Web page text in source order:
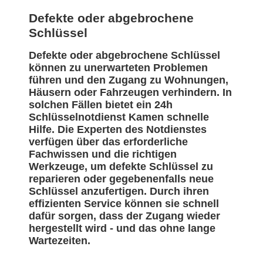
Defekte oder abgebrochene
Schlüssel
Defekte oder abgebrochene Schlüssel
können zu unerwarteten Problemen
führen und den Zugang zu Wohnungen,
Häusern oder Fahrzeugen verhindern. In
solchen Fällen bietet ein 24h
Schlüsselnotdienst Kamen schnelle
Hilfe. Die Experten des Notdienstes
verfügen über das erforderliche
Fachwissen und die richtigen
Werkzeuge, um defekte Schlüssel zu
reparieren oder gegebenenfalls neue
Schlüssel anzufertigen. Durch ihren
effizienten Service können sie schnell
dafür sorgen, dass der Zugang wieder
hergestellt wird - und das ohne lange
Wartezeiten.